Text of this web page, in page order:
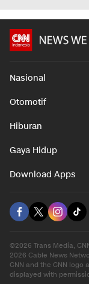
Nasional
Otomotif
Hiburan
Gaya Hidup
Download Apps
©2026 Trans Media,
2026 Cable News
CNN and the CNN logo
displayed with